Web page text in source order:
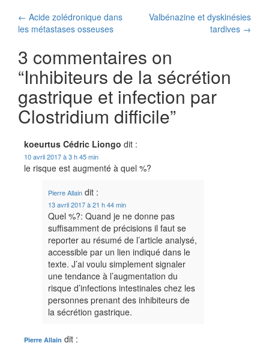
Navigation
des
articles
← Acide zolédronique dans
les métastases osseuses
Valbénazine et dyskinésies
tardives →
3 commentaires on
“Inhibiteurs de la sécrétion
gastrique et infection par
Clostridium difficile”
koeurtus Cédric Liongo dit :
10 avril 2017 à 3 h 45 min
le risque est augmenté à quel %?
Pierre Allain dit :
13 avril 2017 à 21 h 44 min
Quel %?: Quand je ne donne pas
suffisamment de précisions il faut se
reporter au résumé de l’article analysé,
accessible par un lien indiqué dans le
texte. J’ai voulu simplement signaler
une tendance à l’augmentation du
risque d’infections intestinales chez les
personnes prenant des inhibiteurs de
la sécrétion gastrique.
Pierre Allain dit :